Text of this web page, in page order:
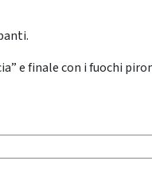
e finale con i fuochi